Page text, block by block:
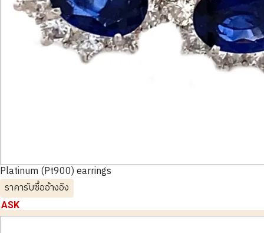
Platinum (Pt900) earrings
ราคารับซื้ออ้างอิง
ASK